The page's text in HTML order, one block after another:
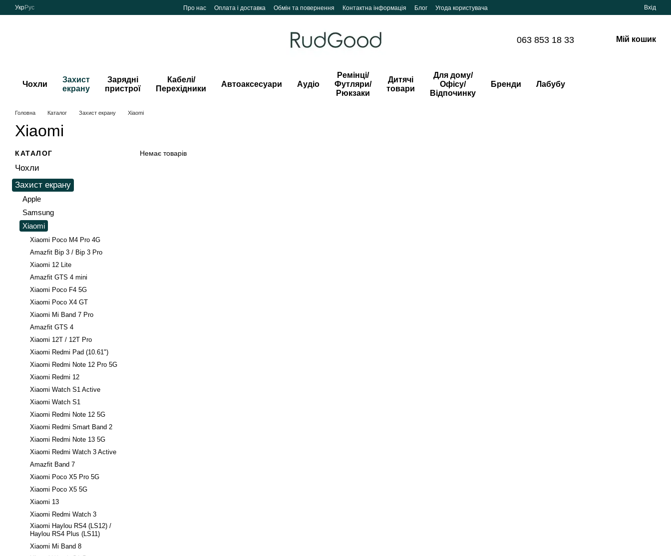
Перейти до основного контенту
УкрРус Про нас Оплата і доставка Обмін та повернення Контактна інформація Блог Угода користувача Вхід
063 853 18 33 Мій кошик
Чохли
Захист
екрану
Зарядні
пристрої
Кабелі/
Перехідники
Автоаксесуари Аудіо
Ремінці/
Футляри/
Рюкзаки
Дитячі
товари
Для дому/
Офісу/
Відпочинку
Бренди Лабубу
Головна Каталог Захист екрану Xiaomi
Xiaomi
Немає товарів
КАТАЛОГ
Чохли
Захист екрану
Apple
Samsung
Xiaomi
Xiaomi Poco M4 Pro 4G
Amazfit Bip 3 / Bip 3 Pro
Xiaomi 12 Lite
Amazfit GTS 4 mini
Xiaomi Poco F4 5G
Xiaomi Poco X4 GT
Xiaomi Mi Band 7 Pro
Amazfit GTS 4
Xiaomi 12T / 12T Pro
Xiaomi Redmi Pad (10.61")
Xiaomi Redmi Note 12 Pro 5G
Xiaomi Redmi 12
Xiaomi Watch S1 Active
Xiaomi Watch S1
Xiaomi Redmi Note 12 5G
Xiaomi Redmi Smart Band 2
Xiaomi Redmi Note 13 5G
Xiaomi Redmi Watch 3 Active
Amazfit Band 7
Xiaomi Poco X5 Pro 5G
Xiaomi Poco X5 5G
Xiaomi 13
Xiaomi Redmi Watch 3
Xiaomi Haylou RS4 (LS12) /
Haylou RS4 Plus (LS11)
Xiaomi Mi Band 8